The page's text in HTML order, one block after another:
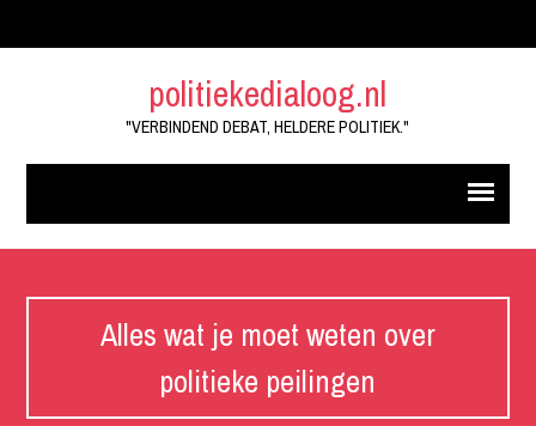
politiekedialoog.nl
"VERBINDEND DEBAT, HELDERE POLITIEK."
Alles wat je moet weten over
politieke peilingen